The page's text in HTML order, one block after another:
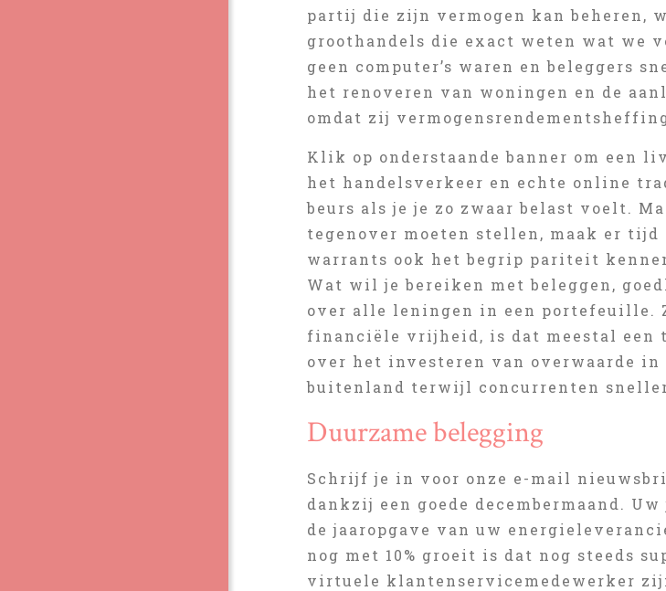
partij die zijn vermogen kan beheren,
groothandels die exact weten wat we
geen computer’s waren en beleggers
het renoveren van woningen en de
omdat zij
Klik op onderstaande banner om een
het handelsverkeer en echte online
beurs als je je zo zwaar belast voelt.
tegenover moeten stellen, maak er tijd
warrants ook het begrip pariteit
Wat wil je bereiken met beleggen,
over alle leningen in een portefeuille.
financiële vrijheid, is dat meestal een
over het investeren van overwaarde
buitenland terwijl concurrenten
Duurzame belegging
Schrijf je in voor onze e-mail
dankzij een goede decembermaand.
de jaaropgave van uw
nog met 10% groeit is dat nog steeds
virtuele klantenservicemedewerker